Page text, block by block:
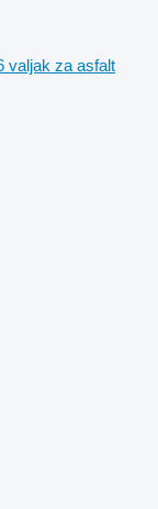
valjak za asfalt